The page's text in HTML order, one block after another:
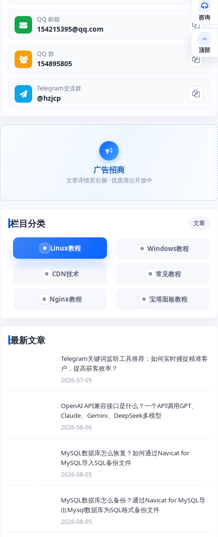
QQ 邮箱
154215395@qq.com
QQ 群
154895805
Telegram交流群
@hzjcp
广告招商
文章详情页右侧 · 优质席位开放中
栏目分类 文章
Linux教程 Windows教程
CDN技术 常见教程
Nginx教程 宝塔面板教程
最新文章
Telegram关键词监听工具推荐：如何实时捕捉精准客
户，提高获客效率？
2026-07-05
OpenAI API兼容接口是什么？一个API调用GPT、
Claude、Gemini、DeepSeek多模型
2026-08-06
MySQL数据库怎么恢复？如何通过Navicat for
MySQL导入SQL备份文件
2026-08-05
MySQL数据库怎么备份？通过Navicat for MySQL导
出Mysql数据库为SQL格式备份文件
2026-08-05
咨询
顶部